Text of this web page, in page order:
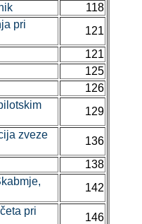
118
pri
121
121
125
126
129
zveze
136
138
142
pri
146